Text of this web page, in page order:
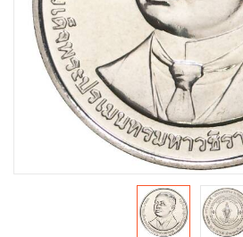
Юбилейные монеты Банка России
Памятные и инвестиционные
Иностранные монеты
Неофициальные выпуски монет
Античные и средневековые